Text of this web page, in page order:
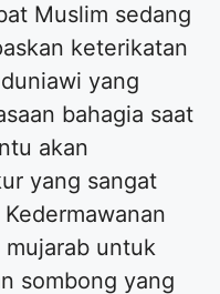
Muslim sedang
keterikatan
yang
bahagia saat
akan
yang sangat
untuk
sombong yang